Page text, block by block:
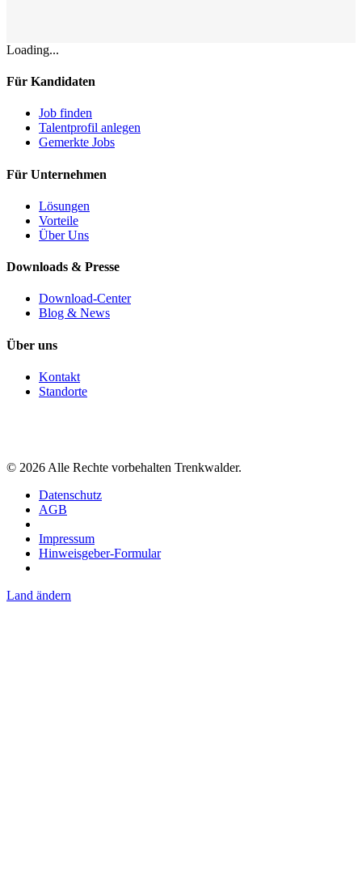
Loading...
Für Kandidaten
Job finden
Talentprofil anlegen
Gemerkte Jobs
Für Unternehmen
Lösungen
Vorteile
Über Uns
Downloads & Presse
Download-Center
Blog & News
Über uns
Kontakt
Standorte
© 2026 Alle Rechte vorbehalten Trenkwalder.
Datenschutz
AGB
Impressum
Hinweisgeber-Formular
Land ändern